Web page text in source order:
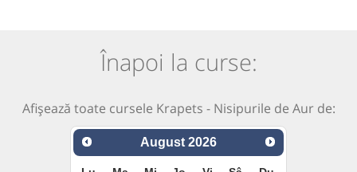
Înapoi la curse:
Afișează toate cursele Krapets - Nisipurile de Aur de:
August 2026